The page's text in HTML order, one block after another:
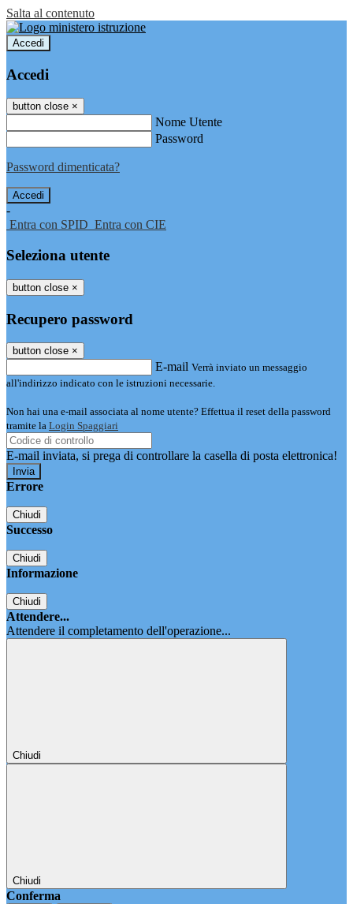
Salta al contenuto
Accedi
Accedi
button close ×
Nome Utente
Password
Password dimenticata?
-
Entra con SPID Entra con CIE
Seleziona utente
button close ×
Recupero password
button close ×
E-mail Verrà inviato un messaggio
all'indirizzo indicato con le istruzioni necessarie.
Non hai una e-mail associata al nome utente? Effettua il reset della password
tramite la Login Spaggiari
E-mail inviata, si prega di controllare la casella di posta elettronica!
Errore
Chiudi
Successo
Chiudi
Informazione
Chiudi
Attendere...
Attendere il completamento dell'operazione...
Chiudi
Chiudi
Conferma